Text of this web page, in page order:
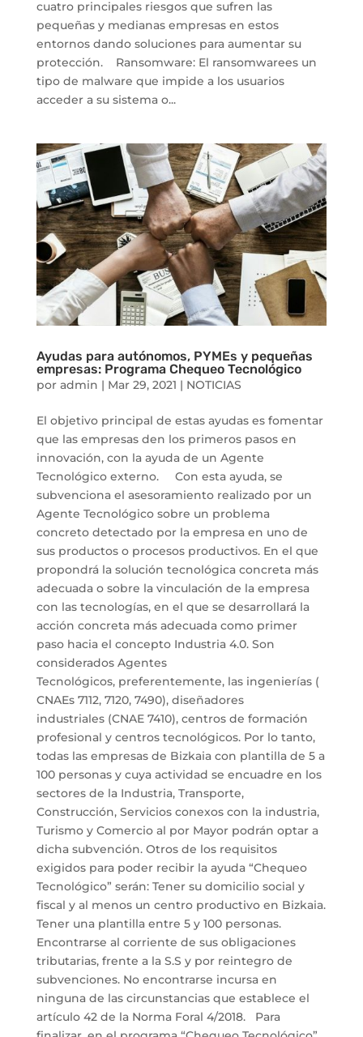
cuatro principales riesgos que sufren las
pequeñas y medianas empresas en estos
entornos dando soluciones para aumentar su
protección. Ransomware: El ransomwarees un
tipo de malware que impide a los usuarios
acceder a su sistema o...
Ayudas para autónomos, PYMEs y pequeñas
empresas: Programa Chequeo Tecnológico
por admin | Mar 29, 2021 | NOTICIAS
El objetivo principal de estas ayudas es fomentar
que las empresas den los primeros pasos en
innovación, con la ayuda de un Agente
Tecnológico externo. Con esta ayuda, se
subvenciona el asesoramiento realizado por un
Agente Tecnológico sobre un problema
concreto detectado por la empresa en uno de
sus productos o procesos productivos. En el que
propondrá la solución tecnológica concreta más
adecuada o sobre la vinculación de la empresa
con las tecnologías, en el que se desarrollará la
acción concreta más adecuada como primer
paso hacia el concepto Industria 4.0. Son
considerados Agentes
Tecnológicos, preferentemente, las ingenierías (
CNAEs 7112, 7120, 7490), diseñadores
industriales (CNAE 7410), centros de formación
profesional y centros tecnológicos. Por lo tanto,
todas las empresas de Bizkaia con plantilla de 5 a
100 personas y cuya actividad se encuadre en los
sectores de la Industria, Transporte,
Construcción, Servicios conexos con la industria,
Turismo y Comercio al por Mayor podrán optar a
dicha subvención. Otros de los requisitos
exigidos para poder recibir la ayuda “Chequeo
Tecnológico” serán: Tener su domicilio social y
fiscal y al menos un centro productivo en Bizkaia.
Tener una plantilla entre 5 y 100 personas.
Encontrarse al corriente de sus obligaciones
tributarias, frente a la S.S y por reintegro de
subvenciones. No encontrarse incursa en
ninguna de las circunstancias que establece el
artículo 42 de la Norma Foral 4/2018. Para